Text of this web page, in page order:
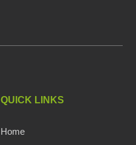
QUICK LINKS
Home